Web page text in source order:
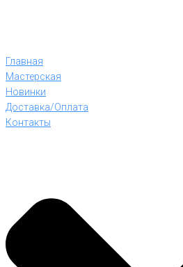
Главная
Мастерская
Новинки
Доставка/Оплата
Контакты